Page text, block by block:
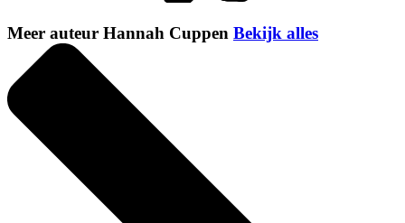
Meer auteur Hannah Cuppen Bekijk alles